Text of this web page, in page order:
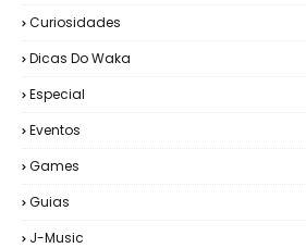
Curiosidades
Dicas Do Waka
Especial
Eventos
Games
Guias
J-Music